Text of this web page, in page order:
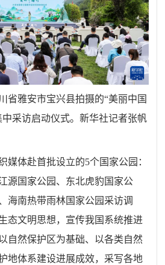
省雅安市宝兴县拍摄的“美丽中国
采访启动仪式。新华社记者张帆
媒体赴首批设立的5个国家公园：
源国家公园、东北虎豹国家公
海南热带雨林国家公园采访调
态文明思想，宣传我国系统推进
自然保护区为基础、以各类自然
地体系建设进展成效，采写各地